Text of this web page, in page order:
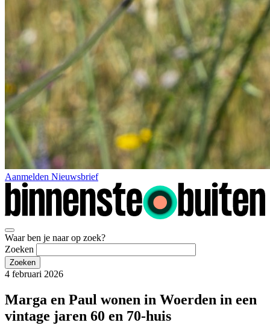
Aanmelden Nieuwsbrief
Waar ben je naar op zoek?
Zoeken
4 februari 2026
Marga en Paul wonen in Woerden in een
vintage jaren 60 en 70-huis